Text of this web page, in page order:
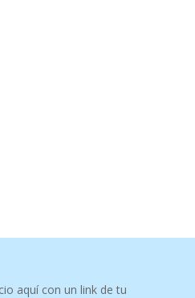
aquí con un link de tu